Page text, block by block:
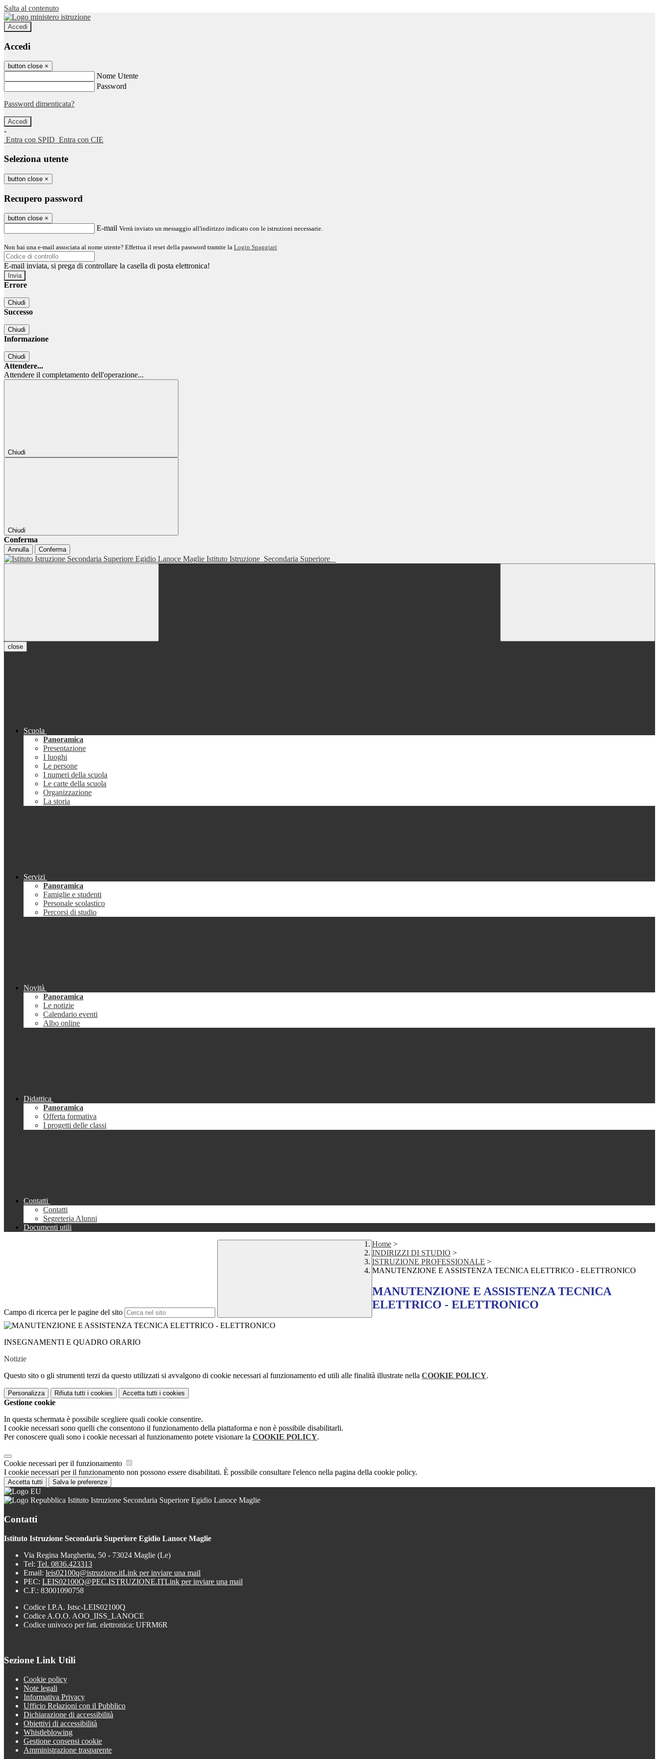
Salta al contenuto
Accedi
Accedi
button close ×
Nome Utente
Password
Password dimenticata?
-
Entra con SPID Entra con CIE
Seleziona utente
button close ×
Recupero password
button close ×
E-mail Verrà inviato un messaggio all'indirizzo indicato con le istruzioni necessarie.
Non hai una e-mail associata al nome utente? Effettua il reset della password tramite la Login Spaggiari
E-mail inviata, si prega di controllare la casella di posta elettronica!
Errore
Chiudi
Successo
Chiudi
Informazione
Chiudi
Attendere...
Attendere il completamento dell'operazione...
Chiudi
Chiudi
Conferma
Annulla Conferma
Istituto Istruzione Secondaria Superiore
close
Scuola
Panoramica
Presentazione
I luoghi
Le persone
I numeri della scuola
Le carte della scuola
Organizzazione
La storia
Servizi
Panoramica
Famiglie e studenti
Personale scolastico
Percorsi di studio
Novità
Panoramica
Le notizie
Calendario eventi
Albo online
Didattica
Panoramica
Offerta formativa
I progetti delle classi
Contatti
Contatti
Segreteria Alunni
Documenti utili
Campo di ricerca per le pagine del sito
Home >
INDIRIZZI DI STUDIO >
ISTRUZIONE PROFESSIONALE >
MANUTENZIONE E ASSISTENZA TECNICA ELETTRICO - ELETTRONICO
MANUTENZIONE E ASSISTENZA TECNICA
ELETTRICO - ELETTRONICO
INSEGNAMENTI E QUADRO ORARIO
Notizie
Questo sito o gli strumenti terzi da questo utilizzati si avvalgono di cookie necessari al funzionamento ed utili alle finalità illustrate nella COOKIE POLICY.
Personalizza Rifiuta tutti i cookies Accetta tutti i cookies
Gestione cookie
In questa schermata è possibile scegliere quali cookie consentire.
I cookie necessari sono quelli che consentono il funzionamento della piattaforma e non è possibile disabilitarli.
Per conoscere quali sono i cookie necessari al funzionamento potete visionare la COOKIE POLICY.
Cookie necessari per il funzionamento
I cookie necessari per il funzionamento non possono essere disabilitati. È possibile consultare l'elenco nella pagina della cookie policy.
Accetta tutti Salva le preferenze
Istituto Istruzione Secondaria Superiore Egidio Lanoce Maglie
Contatti
Istituto Istruzione Secondaria Superiore Egidio Lanoce Maglie
Via Regina Margherita, 50 - 73024 Maglie (Le)
Tel: Tel. 0836.423313
Email: leis02100q@istruzione.itLink per inviare una mail
PEC: LEIS02100Q@PEC.ISTRUZIONE.ITLink per inviare una mail
C.F.: 83001090758
Codice I.P.A. Istsc-LEIS02100Q
Codice A.O.O. AOO_IISS_LANOCE
Codice univoco per fatt. elettronica: UFRM6R
Sezione Link Utili
Cookie policy
Note legali
Informativa Privacy
Ufficio Relazioni con il Pubblico
Dichiarazione di accessibilità
Obiettivi di accessibilità
Whistleblowing
Gestione consensi cookie
Amministrazione trasparente